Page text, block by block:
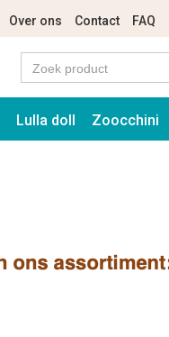
Over ons Contact FAQ
Lulla doll Zoocchini